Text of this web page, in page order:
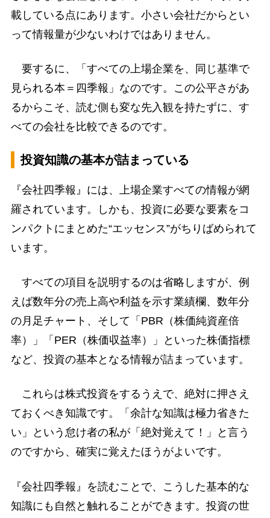
載している点にあります。小さい会社だからとい
って情報量が少ないわけではありません。
要するに、「すべての上場企業を、同じ基準で
見られる本＝四季報」なのです。この公平さがあ
るからこそ、読む側も変な先入観を持たずに、す
べての会社を比較できるのです。
投資知識の基本が詰まっている
『会社四季報』には、上場企業すべての情報が網
羅されています。しかも、投資に必要な要素をコ
ンパクトにまとめた“エッセンス”がちりばめられて
います。
すべての項目を説明するのは省略しますが、例
えば数年分の売上高や利益を示す業績欄、数年分
の月足チャート、そして「PBR（株価純資産倍
率）」「PER（株価収益率）」といった株価指標
など、投資の基本となる情報が詰まっています。
これらは株式投資をするうえで、絶対に押さえ
ておくべき知識です。「余計な知識は極力省きた
い」という怠け者の私が「絶対覚えて！」と言う
のですから、確実に覚えたほうがよいです。
『会社四季報』を読むことで、こうした基本的な
知識にも自然と触れることができます。投資の世